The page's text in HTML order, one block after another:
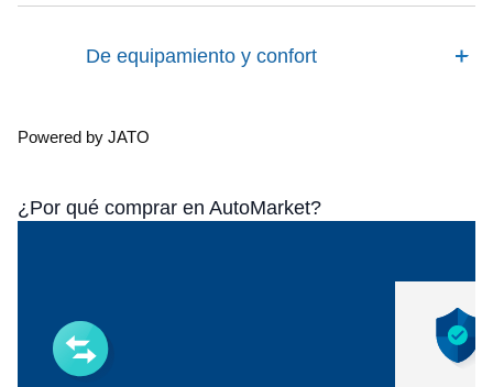
De equipamiento y confort
Powered by JATO
¿Por qué comprar en AutoMarket?